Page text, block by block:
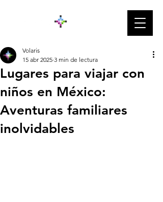
Lugares para viajar con
niños en México:
Aventuras familiares
inolvidables
Volaris
15 abr 2025 3 min de lectura